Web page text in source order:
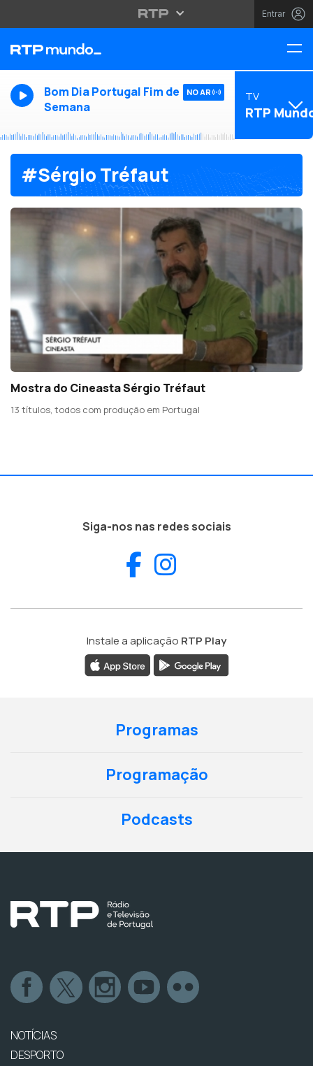
Entrar
Bom Dia Portugal Fim de
Semana
NO AR TV
RTP
#Sérgio Tréfaut
Mostra do Cineasta Sérgio Tréfaut
13 títulos, todos com produção em Portugal
Siga-nos nas redes sociais
Facebook
Instale a aplicação RTP Play
Programas
Programação
Podcasts
NOTÍCIAS
DESPORTO